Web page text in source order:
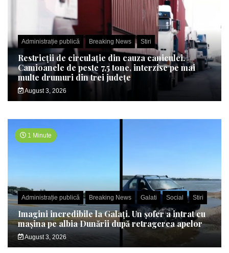
Administrație publică Breaking News Stiri
Restricții de circulație din cauza caniculei.
Camioanele de peste 7,5 tone, interzise pe mai
multe drumuri din trei județe
August 3, 2026
1 Minute
Administrație publică Breaking News Galati Social Stiri
Imagini incredibile la Galați. Un șofer a intrat cu
mașina pe albia Dunării după retragerea apelor
August 3, 2026